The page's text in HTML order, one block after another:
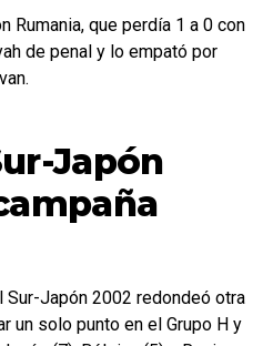
Rumania, que perdía 1 a 0 con
de penal y lo empató por
Japón
Sur-Japón 2002 redondeó otra
un solo punto en el Grupo H y